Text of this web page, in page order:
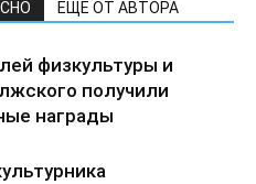
ЕЩЕ ОТ АВТОРА
физкультуры и
получили
награды